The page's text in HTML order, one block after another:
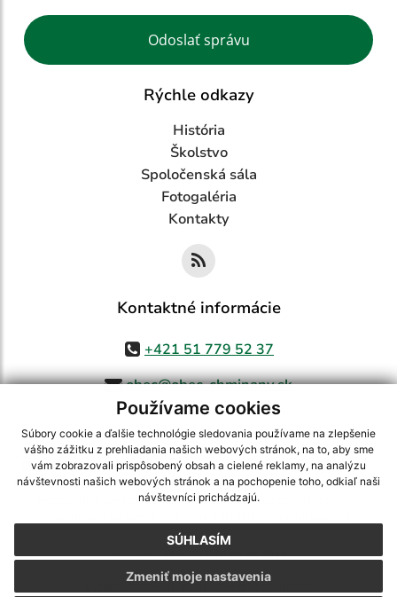
Používame cookies
Súbory cookie a ďalšie technológie sledovania používame na zlepšenie
vášho zážitku z prehliadania našich webových stránok, na to, aby sme
vám zobrazovali prispôsobený obsah a cielené reklamy, na analýzu
návštevnosti našich webových stránok a na pochopenie toho, odkiaľ naši
návštevníci prichádzajú.
SÚHLASÍM
Zmeniť moje nastavenia
Google reCaptcha Response
Odoslať správu
Rýchle odkazy
História
Školstvo
Spoločenská sála
Fotogaléria
Kontakty
Kontaktné informácie
+421 51 779 52 37
obec@obec-chminany.sk
využite možnosť získavania aktuálnych informácií s využitím RSS
CMS systém (redakčný) systém ECHELON 2,Mapa stránok,web portál
webex.digital, s.r.o.,domény,registrácia domény
Posledná aktualizácia:06.08.2026
Vytlačiť stránku|Vyhlásenie o prístupnosti